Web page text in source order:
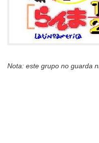
Nota: este grupo no guarda